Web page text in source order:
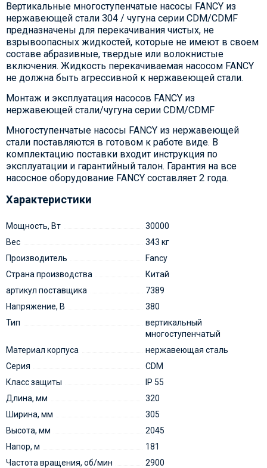
Вертикальные многоступенчатые насосы FANCY из
нержавеющей стали 304 / чугуна серии CDM/CDMF
предназначены для перекачивания чистых, не
взрывоопасных жидкостей, которые не имеют в своем
составе абразивные, твердые или волокнистые
включения. Жидкость перекачиваемая насосом FANCY
не должна быть агрессивной к нержавеющей стали.
Монтаж и эксплуатация насосов FANCY из
нержавеющей стали/чугуна серии CDM/CDMF
Многоступенчатые насосы FANCY из нержавеющей
стали поставляются в готовом к работе виде. В
комплектацию поставки входит инструкция по
эксплуатации и гарантийный талон. Гарантия на все
насосное оборудование FANCY составляет 2 года.
Характеристики
Мощность, Вт
30000
Вес
343 кг
Производитель
Fancy
Страна производства
Китай
артикул поставщика
7389
Напряжение, В
380
Тип
вертикальный
многоступенчатый
Материал корпуса
нержавеющая сталь
Серия
CDM
Класс защиты
IP 55
Длина, мм
320
Ширина, мм
305
Высота, мм
2045
Напор, м
181
Частота вращения, об/мин
2900